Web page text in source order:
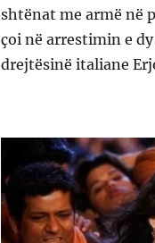
shtënat me armë në
çoi në arrestimin e
drejtësinë italiane